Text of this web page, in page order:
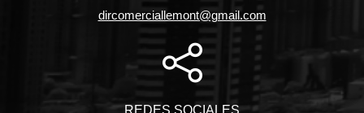
dircomerciallemont@gmail.com
REDES SOCIALES